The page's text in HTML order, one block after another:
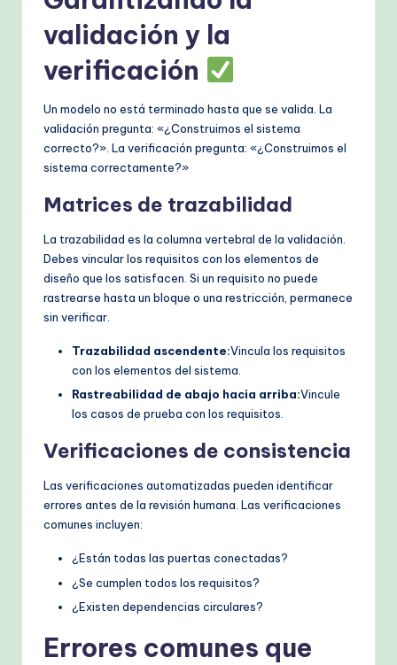
validación y la
verificación
Un modelo no está terminado hasta que se valida. La
validación pregunta: «¿Construimos el sistema
correcto?». La verificación pregunta: «¿Construimos el
sistema correctamente?»
Matrices de trazabilidad
La trazabilidad es la columna vertebral de la validación.
Debes vincular los requisitos con los elementos de
diseño que los satisfacen. Si un requisito no puede
rastrearse hasta un bloque o una restricción, permanece
sin verificar.
Trazabilidad ascendente:Vincula los requisitos
con los elementos del sistema.
Rastreabilidad de abajo hacia arriba:Vincule
los casos de prueba con los requisitos.
Verificaciones de consistencia
Las verificaciones automatizadas pueden identificar
errores antes de la revisión humana. Las verificaciones
comunes incluyen:
¿Están todas las puertas conectadas?
¿Se cumplen todos los requisitos?
¿Existen dependencias circulares?
Errores comunes que